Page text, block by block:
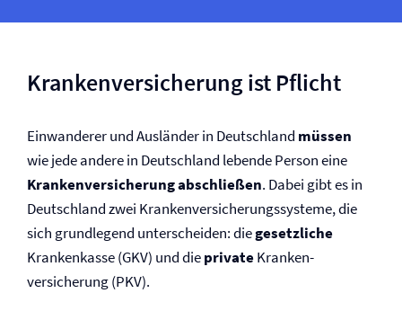
Kranken­versicherung ist Pflicht
Einwanderer und Ausländer in Deutschland müssen
wie jede andere in Deutschland lebende Person eine
Kranken­versicherung abschließen. Dabei gibt es in
Deutschland zwei Kranken­versicherungssysteme, die
sich grundlegend unterscheiden: diegesetzliche
Krankenkasse (GKV) und dieprivateKranken­
versicherung (PKV).